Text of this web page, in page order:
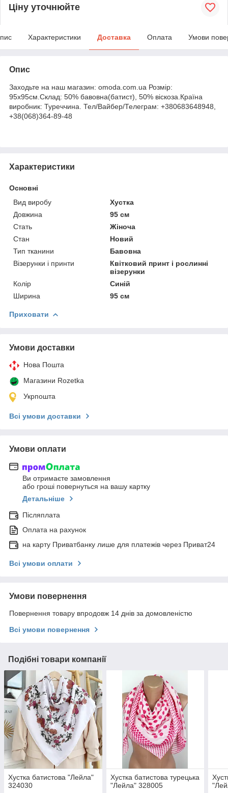
Ціну уточнюйте
Характеристики Доставка Оплата Умови
Опис
Заходьте на наш магазин: omoda.com.ua Розмір:
95х95см.Склад: 50% бавовна(батист), 50% віскоза.Країна
виробник: Туреччина. Тел/Вайбер/Телеграм: +380683648948,
+38(068)364-89-48
Характеристики
Основні
Вид виробу
Хустка
Довжина
95 см
Стать
Жіноча
Стан
Новий
Тип тканини
Бавовна
Візерунки і принти
Квітковий принт і рослинні
візерунки
Колір
Синій
Ширина
95 см
Приховати
Умови доставки
Нова Пошта
Магазини Rozetka
Укрпошта
Всі умови доставки
Умови оплати
Ви отримаєте замовлення
або гроші повернуться на вашу картку
Детальніше
Післяплата
Оплата на рахунок
на карту Приватбанку лише для платежів через Приват24
Всі умови оплати
Умови повернення
Повернення товару впродовж 14 днів за домовленістю
Всі умови повернення
Подібні товари компанії
Хустка батистова "Лейла"
324030
Хустка батистова турецька
"Лейла" 328005